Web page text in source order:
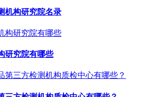
机构研究院名录
研究院有哪些